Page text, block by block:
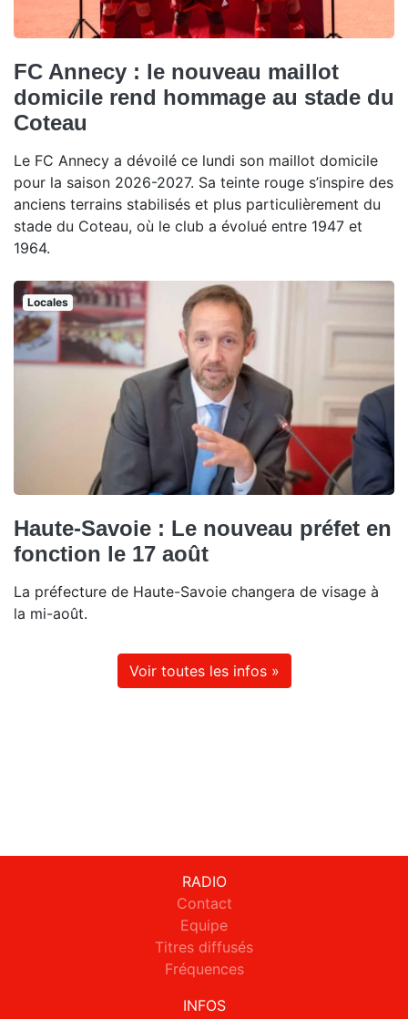
FC Annecy : le nouveau maillot
domicile rend hommage au stade du
Coteau
Le FC Annecy a dévoilé ce lundi son maillot domicile
pour la saison 2026-2027. Sa teinte rouge s’inspire des
anciens terrains stabilisés et plus particulièrement du
stade du Coteau, où le club a évolué entre 1947 et
1964.
Locales
Haute-Savoie : Le nouveau préfet en
fonction le 17 août
La préfecture de Haute-Savoie changera de visage à
la mi-août.
Voir toutes les infos »
RADIO
Contact
Equipe
Titres diffusés
Fréquences
INFOS